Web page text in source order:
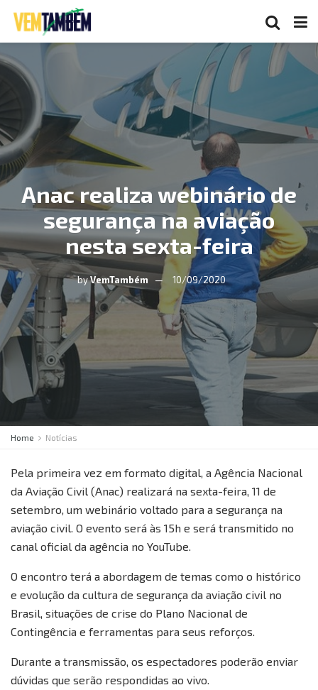
Anac realiza webinário de
segurança na aviação
nesta sexta-feira
byVemTambém 10/09/2020
Home Notícias
Pela primeira vez em formato digital, a Agência Nacional
da Aviação Civil (Anac) realizará na sexta-feira, 11 de
setembro, um webinário voltado para a segurança na
aviação civil. O evento será às 15h e será transmitido no
canal oficial da agência no YouTube.
O encontro terá a abordagem de temas como o histórico
e evolução da cultura de segurança da aviação civil no
Brasil, situações de crise do Plano Nacional de
Contingência e ferramentas para seus reforços.
Durante a transmissão, os espectadores poderão enviar
dúvidas que serão respondidas ao vivo.